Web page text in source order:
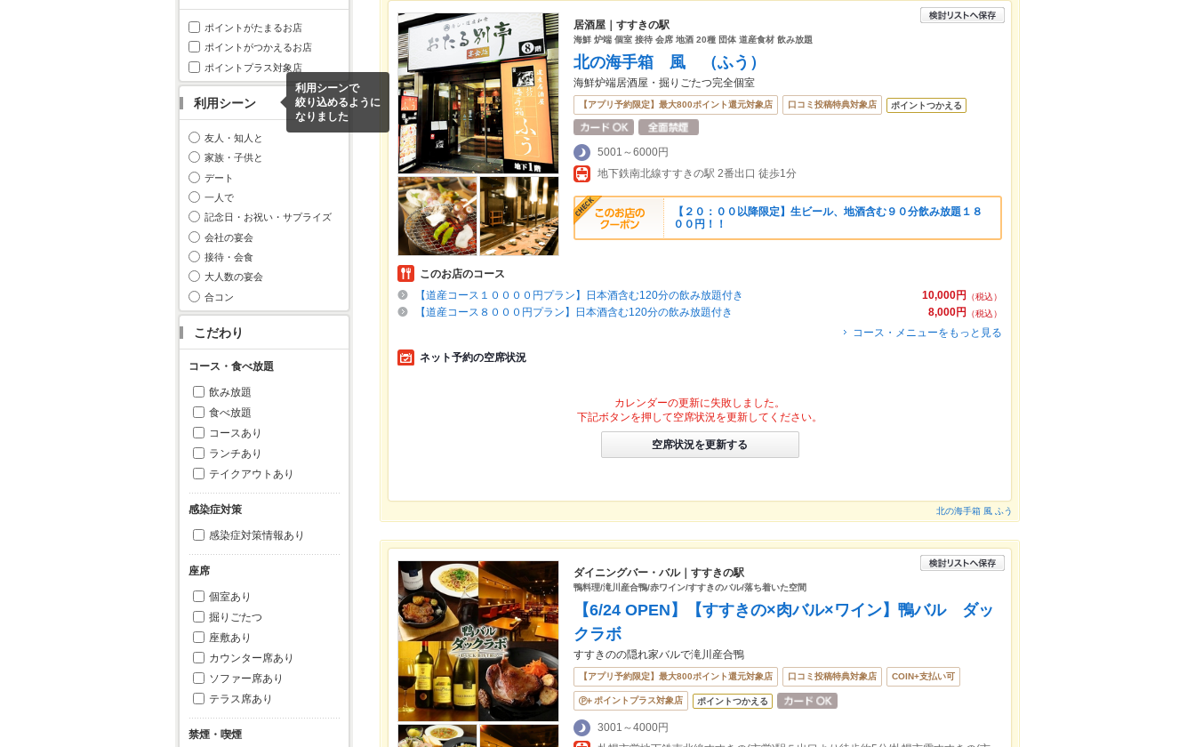
ポイントがたまるお店
ポイントがつかえるお店
ポイントプラス対象店
利用シーン
利用シーンで
絞り込めるように
なりました
友人・知人と
家族・子供と
デート
一人で
記念日・お祝い・サプライズ
会社の宴会
接待・会食
大人数の宴会
合コン
こだわり
コース・食べ放題
飲み放題
食べ放題
コースあり
ランチあり
テイクアウトあり
感染症対策
感染症対策情報あり
座席
個室あり
掘りごたつ
座敷あり
カウンター席あり
ソファー席あり
テラス席あり
禁煙・喫煙
居酒屋｜すすきの駅
海鮮 炉端 個室 接待 会席 地酒 20種 団体 道産食材 飲み放題
北の海手箱 風 （ふう）
海鮮炉端居酒屋・掘りごたつ完全個室
【アプリ予約限定】最大800ポイント還元対象店 口コミ投稿特典対象店 ポイントつかえる
5001～6000円
地下鉄南北線すすきの駅 2番出口 徒歩1分
【２０：００以降限定】生ビール、地酒含む９０分飲み放題１８
００円！！
このお店のコース
10,000円
（税込）
【道産コース１００００円プラン】日本酒含む120分の飲み放題付き
8,000円
（税込）
【道産コース８０００円プラン】日本酒含む120分の飲み放題付き
コース・メニューをもっと見る
ネット予約の空席状況
カレンダーの更新に失敗しました。
下記ボタンを押して空席状況を更新してください。
空席状況を更新する
北の海手箱 風 ふう
ダイニングバー・バル｜すすきの駅
鴨料理/滝川産合鴨/赤ワイン/すすきのバル/落ち着いた空間
【6/24 OPEN】【すすきの×肉バル×ワイン】鴨バル ダッ
クラボ
すすきのの隠れ家バルで滝川産合鴨
【アプリ予約限定】最大800ポイント還元対象店 口コミ投稿特典対象店 COIN+支払い可
ポイントプラス対象店 ポイントつかえる
3001～4000円